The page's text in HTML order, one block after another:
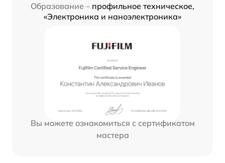
Образование – профильное техническое,
«Электроника и наноэлектроника»
Вы можете ознакомиться с сертификатом
мастера